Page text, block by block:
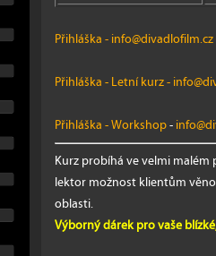
Přihláška-info@divadlofilm.cz
Přihláška - Letní kurz-
Přihláška - Workshop-
Kurz probíhá ve velmi
lektor možnost klientům
oblasti.
Výborný dárek pro vaše